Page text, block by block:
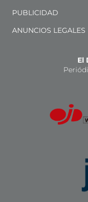
PUBLICIDAD
ANUNCIOS LEGALES
El